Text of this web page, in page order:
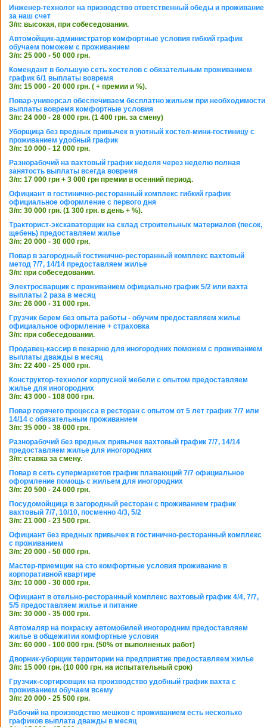
Инженер-технолог на призводство ответственный обеды и проживание
за наш счет
З/п: высокая, при собеседовании.
Автомойщик-администратор комфортные условия гибкий график
обучаем поможем с проживанием
З/п: 25 000 - 50 000 грн.
Комендант в большую сеть хостелов с обязательным проживанием
график 6/1 выплаты вовремя
З/п: 15 000 - 20 000 грн. ( + премии и %).
Повар-универсал обеспечиваем бесплатно жильем при необходимости
выплаты вовремя комфортные условия
З/п: 24 000 - 28 000 грн. (1 400 грн. за смену)
Уборщица без вредных привычек в уютный хостел-мини-гостиницу с
проживанием удобный график
З/п: 10 000 - 12 000 грн.
Разнорабочий на вахтовый график неделя через неделю полная
занятость выплаты всегда вовремя
З/п: 17 000 грн + 3 000 грн премии в осенний период.
Официант в гостинично-ресторанный комплекс гибкий график
официальное оформление с первого дня
З/п: 30 000 грн. (1 300 грн. в день + %).
Тракторист-экскаваторщик на склад строительных материалов (песок,
щебень) предоставляем жилье
З/п: 20 000 - 30 000 грн.
Повар в загородный гостинично-ресторанный комплекс вахтовый
метод 7/7, 14/14 предоставляем жилье
З/п: при собеседовании.
Электросварщик с проживанием официально график 5/2 или вахта
выплаты 2 раза в месяц
З/п: 26 000 - 31 000 грн.
Грузчик берем без опыта работы - обучим предоставляем жилье
официальное оформление + страховка
З/п: при собеседовании.
Продавец-кассир в пекарню для иногородних поможем с проживанием
выплаты дважды в месяц
З/п: 22 400 - 25 000 грн.
Конструктор-технолог корпусной мебели с опытом предоставляем
жилье для иногородних
З/п: 43 000 - 108 000 грн.
Повар горячего процесса в ресторан с опытом от 5 лет график 7/7 или
14/14 с обязательным проживанием
З/п: 35 000 - 38 000 грн.
Разнорабочий без вредных привычек вахтовый график 7/7, 14/14
предоставляем жилье для иногородних
З/п: ставка за смену.
Повар в сеть супермаркетов график плавающий 7/7 официальное
оформление помощь с жильем для иногородних
З/п: 20 500 - 24 000 грн.
Посудомойщица в загородный ресторан с проживанием график
вахтовый 7/7, 10/10, посменно 4/3, 5/2
З/п: 21 000 - 23 500 грн.
Официант без вредных привычек в гостинично-ресторанный комплекс
с проживанием
З/п: 20 000 - 50 000 грн.
Мастер-приемщик на сто комфортные условия проживание в
корпоративной квартире
З/п: 10 000 - 30 000 грн.
Официант в отельно-ресторанный комплекс вахтовый график 4/4, 7/7,
5/5 предоставляем жилье и питание
З/п: 30 000 - 35 000 грн.
Автомаляр на покраску автомобилей иногородним предоставляем
жилье в общежитии комфортные условия
З/п: 60 000 - 100 000 грн. (50% от выполненых работ)
Дворник-уборщик территории на предприятие предоставляем жилье
З/п: 15 000 грн. (10 000 грн. на испытательный срок)
Грузчик-сортировщик на производство удобный график вахта с
проживанием обучаем всему
З/п: 20 000 - 25 500 грн.
Рабочий на производство мешков с проживанием есть несколько
графиков выплата дважды в месяц